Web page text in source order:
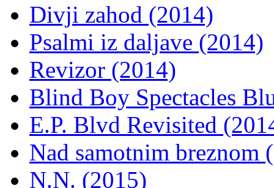
Divji zahod (2014)
Psalmi iz daljave (2014)
Revizor (2014)
Blind Boy Spectacles
E.P. Blvd Revisited
Nad samotnim breznom
N.N. (2015)